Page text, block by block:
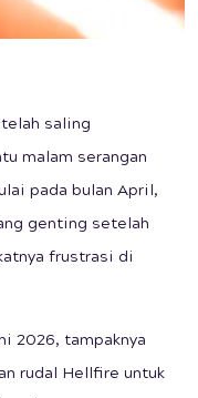
telah saling
malam serangan
pada bulan April,
genting setelah
frustrasi di
2026, tampaknya
rudal Hellfire untuk